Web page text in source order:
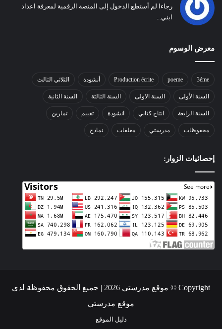
رجاءا لم أستطع الدخول إلى المنصة الرقمية لمعرفة اعداد
ابني...
معرض الوسوم
3éme
poeme
Production écrite أنشودة الثلاثي الثالث
السنة الأولى السنة الاولى السنة الثالثة السنة الثانية
السنة الرابعة انتاج كتابي انشودة تقييم تمارين
محفوظات مدرستي معلقات نماذج
إحصائيات الزوار:
Copyright © موقع مدرستي 2026 | جميع الحقوق محفوظة لدى
موقع مدرستي
دليل الموقع